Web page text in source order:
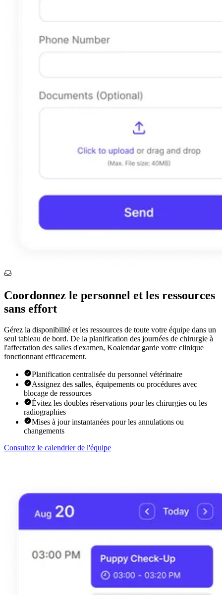
Coordonnez le personnel et les ressources
sans effort
Gérez la disponibilité et les ressources de toute votre équipe dans un
seul tableau de bord. De la planification des journées de chirurgie à
l'affectation des salles d'examen, Koalendar garde votre clinique
fonctionnant efficacement.
Planification centralisée du personnel vétérinaire
Assignez des salles, équipements ou procédures avec
blocage de ressources
Évitez les doubles réservations pour les chirurgies ou les
radiographies
Mises à jour instantanées pour les annulations ou
changements
Consultez le calendrier de l'équipe